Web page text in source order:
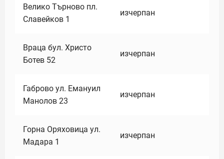
Велико Търново пл.
Славейков 1
изчерпан
Враца бул. Христо
Ботев 52
изчерпан
Габрово ул. Емануил
Манолов 23
изчерпан
Горна Оряховица ул.
Мадара 1
изчерпан